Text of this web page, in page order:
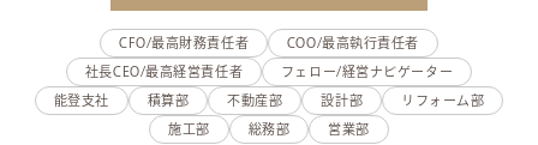
CFO/最高財務責任者 COO/最高執行責任者
社長CEO/最高経営責任者 フェロー/経営ナビゲーター
能登支社 積算部 不動産部 設計部 リフォーム部
施工部 総務部 営業部